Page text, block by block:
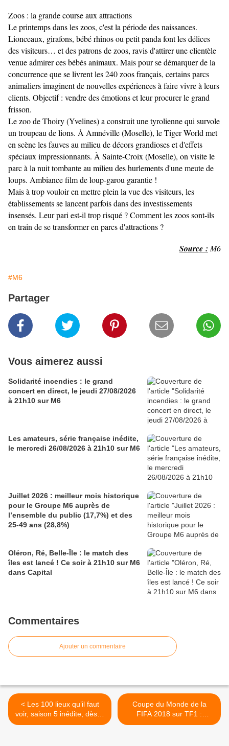
Zoos : la grande course aux attractions
Le printemps dans les zoos, c'est la période des naissances.
Lionceaux, girafons, bébé rhinos ou petit panda font les délices
des visiteurs… et des patrons de zoos, ravis d'attirer une clientèle
venue admirer ces bébés animaux. Mais pour se démarquer de la
concurrence que se livrent les 240 zoos français, certains parcs
animaliers imaginent de nouvelles expériences à faire vivre à leurs
clients. Objectif : vendre des émotions et leur procurer le grand
frisson.
Le zoo de Thoiry (Yvelines) a construit une tyrolienne qui survole
un troupeau de lions. À Amnéville (Moselle), le Tiger World met
en scène les fauves au milieu de décors grandioses et d'effets
spéciaux impressionnants. À Sainte-Croix (Moselle), on visite le
parc à la nuit tombante au milieu des hurlements d'une meute de
loups. Ambiance film de loup-garou garantie !
Mais à trop vouloir en mettre plein la vue des visiteurs, les
établissements se lancent parfois dans des investissements
insensés. Leur pari est-il trop risqué ? Comment les zoos sont-ils
en train de se transformer en parcs d'attractions ?
Source : M6
#M6
Partager
Vous aimerez aussi
Solidarité incendies : le grand
concert en direct, le jeudi 27/08/2026
à 21h10 sur M6
Les amateurs, série française inédite,
le mercredi 26/08/2026 à 21h10 sur M6
Juillet 2026 : meilleur mois historique
pour le Groupe M6 auprès de
l’ensemble du public (17,7%) et des
25-49 ans (28,8%)
Oléron, Ré, Belle-Île : le match des
îles est lancé ! Ce soir à 21h10 sur M6
dans Capital
Commentaires
Ajouter un commentaire
< Les 100 lieux qu’il faut
voir, saison 5 inédite, dès le
24 juin à 20h50 sur France
Coupe du Monde de la
FIFA 2018 sur TF1 :
Pologne / Colombie à